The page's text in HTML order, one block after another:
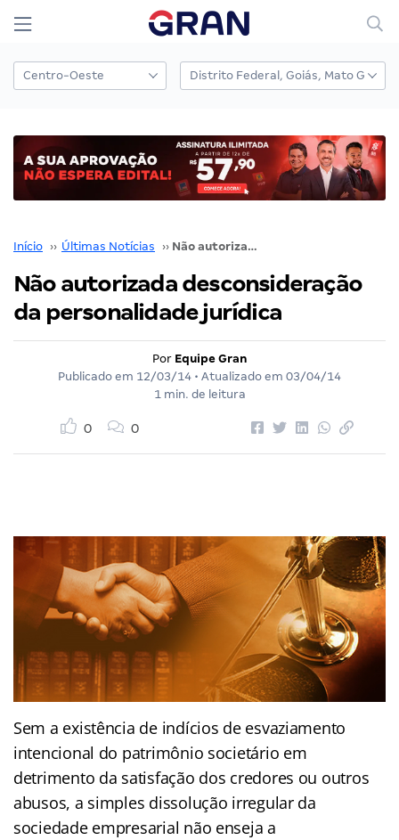
Início ›› Últimas Notícias ›› Não autorizada desconsideração da personalidade jurídica
Não autorizada desconsideração
da personalidade jurídica
Por Equipe Gran
Publicado em 12/03/14 • Atualizado em 03/04/14
1 min. de leitura
0 0
Sem a existência de indícios de esvaziamento
intencional do patrimônio societário em
detrimento da satisfação dos credores ou outros
abusos, a simples dissolução irregular da
sociedade empresarial não enseja a